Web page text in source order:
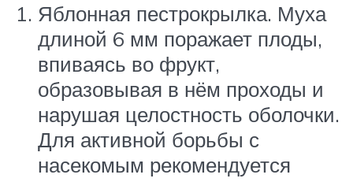
Яблонная пестрокрылка. Муха
длиной 6 мм поражает плоды,
впиваясь во фрукт,
образовывая в нём проходы и
нарушая целостность оболочки.
Для активной борьбы с
насекомым рекомендуется